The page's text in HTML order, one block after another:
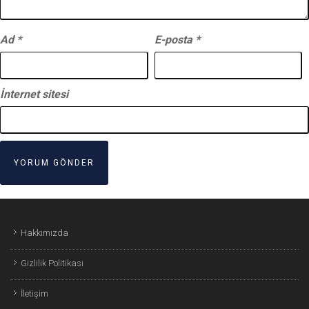
Ad * E-posta *
İnternet sitesi
Hakkımızda
Gizlilik Politikası
İletişim